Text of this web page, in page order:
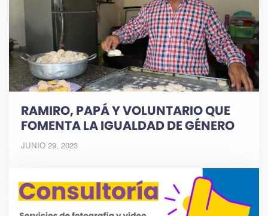
RAMIRO, PAPÁ Y VOLUNTARIO QUE
FOMENTA LA IGUALDAD DE GÉNERO
JUNIO 29, 2023